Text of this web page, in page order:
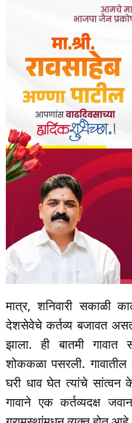
मात्र, शनिवारी सकाळी
देशसेवेचे कर्तव्य बजावत
झाला. ही बातमी गावात
शोककळा पसरली.
घरी धाव घेत त्यांचे सांत्वन
गावाने एक कर्तव्यदक्ष